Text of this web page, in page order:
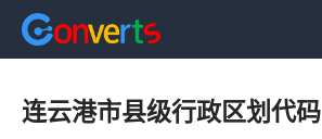
连云港市县级行政区划代码